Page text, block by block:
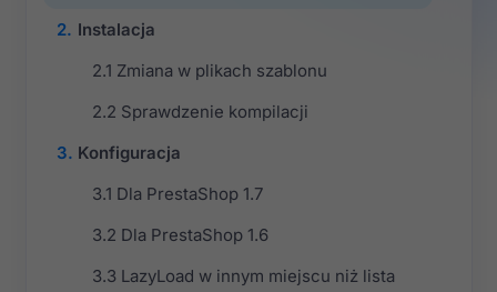
Instalacja
Zmiana w plikach szablonu
Sprawdzenie kompilacji
Konfiguracja
Dla PrestaShop 1.7
Dla PrestaShop 1.6
LazyLoad w innym miejscu niż lista